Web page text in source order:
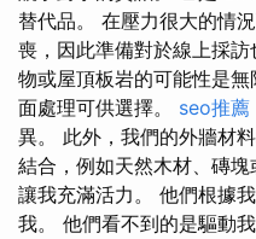
替代品。 在壓力很大的情
喪，因此準備對於線上採
物或屋頂板岩的可能性是
面處理可供選擇。 seo推薦
異。 此外，我們的外牆材
結合，例如天然木材、磚
讓我充滿活力。 他們根據
我。 他們看不到的是驅動